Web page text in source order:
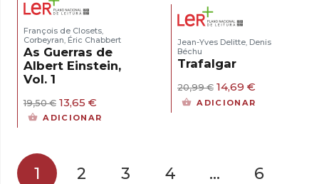
François de Closets
Corbeyran Éric Chabbert
As Guerras de
Albert Einstein,
Vol. 1
19,50€ O
preço
13,65 €
preço
ADICIONAR
Jean-Yves Delitte Denis
Béchu
Trafalgar
20,99€ O
preço
original
14,69 €
ADICIONAR
1 2 3 4 … 6